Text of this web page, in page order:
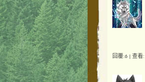
回覆:6 | 查看